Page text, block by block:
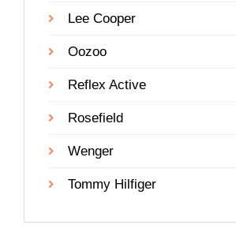
Lee Cooper
Oozoo
Reflex Active
Rosefield
Wenger
Tommy Hilfiger